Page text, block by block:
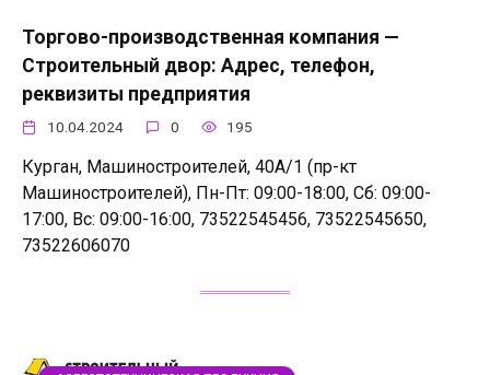
Торгово-производственная компания —
Строительный двор: Адрес, телефон,
реквизиты предприятия
10.04.2024 0 195
Курган, Машиностроителей, 40А/1 (пр-кт
Машиностроителей), Пн-Пт: 09:00-18:00, Сб: 09:00-
17:00, Вс: 09:00-16:00, 73522545456, 73522545650,
73522606070